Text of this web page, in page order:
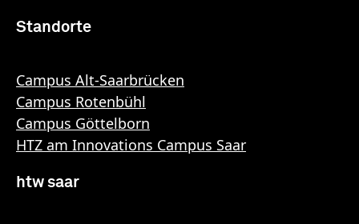
Standorte
Campus Alt-Saarbrücken
Campus Rotenbühl
Campus Göttelborn
HTZ am Innovations Campus Saar
htw saar